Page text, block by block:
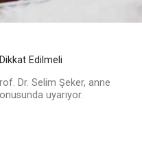
Edilmeli
Dr. Selim Şeker, anne
uyarıyor.